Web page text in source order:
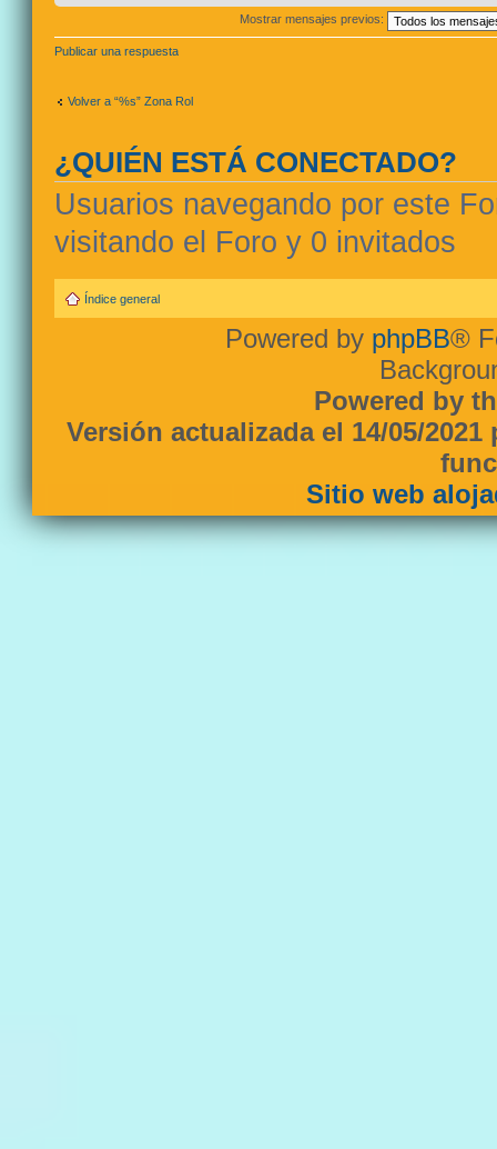
Mostrar mensajes previos:
Publicar una respuesta
Volver a “%s” Zona Rol
¿QUIÉN ESTÁ CONECTADO?
Usuarios navegando por este
visitando el Foro y 0 invitados
Índice general
Powered by phpBB®
Powered by
Versión actualizada el 14/05/
Sitio web